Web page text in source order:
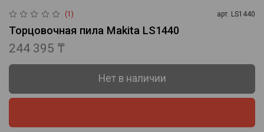
(1) арт. LS1440
Торцовочная пила Makita LS1440
244 395 ₸
Нет в наличии